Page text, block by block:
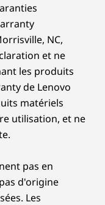
NC,
et ne
les produits
de Lenovo
matériels
utilisation, et ne
pas en
d'origine
Les